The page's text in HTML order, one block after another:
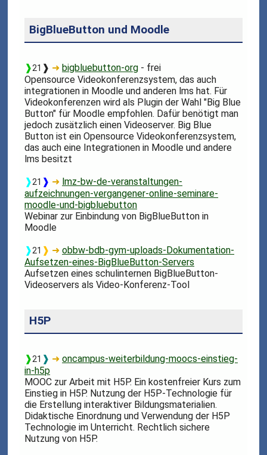
BigBlueButton und Moodle
❱21 ❱ ➜bigbluebutton-org - frei
Opensource Videokonferenzsystem, das auch
integrationen in Moodle und anderen lms hat. Für
Videokonferenzen wird als Plugin der Wahl "Big Blue
Button" für Moodle empfohlen. Dafür benötigt man
jedoch zusätzlich einen Videoserver. Big Blue
Button ist ein Opensource Videokonferenzsystem,
das auch eine Integrationen in Moodle und andere
lms besitzt
❱21 ❱ ➜ lmz-bw-de-veranstaltungen-
aufzeichnungen-vergangener-online-seminare-
moodle-und-bigbluebutton
Webinar zur Einbindung von BigBlueButton in
Moodle
❱21 ❱ ➜obbw-bdb-gym-uploads-Dokumentation-
Aufsetzen-eines-BigBlueButton-Servers
Aufsetzen eines schulinternen BigBlueButton-
Videoservers als Video-Konferenz-Tool
H5P
❱21 ❱ ➜oncampus-weiterbildung-moocs-einstieg-
in-h5p
MOOC zur Arbeit mit H5P. Ein kostenfreier Kurs zum
Einstieg in H5P. Nutzung der H5P-Technologie für
die Erstellung interaktiver Bildungsmaterialien.
Didaktische Einordnung und Verwendung der H5P
Technologie im Unterricht. Rechtlich sichere
Nutzung von H5P.